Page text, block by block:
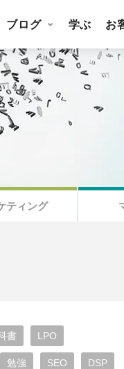
ブログ 学ぶ お
ティング
書 LPO
勉強 SEO DSP